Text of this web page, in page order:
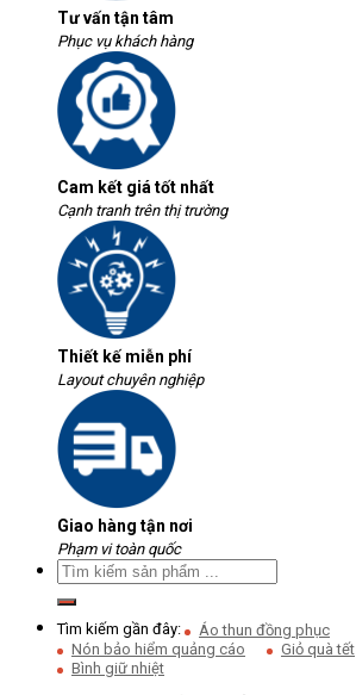
Tư vấn tận tâm
Phục vụ khách hàng
Cam kết giá tốt nhất
Cạnh tranh trên thị trường
Thiết kế miễn phí
Layout chuyên nghiệp
Giao hàng tận nơi
Phạm vi toàn quốc
Tìm kiếm gần đây:
Áo thun đồng phục
Nón bảo hiểm quảng cáo
Giỏ quà tết
Bình giữ nhiệt